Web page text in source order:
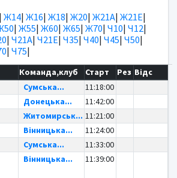
Ж14| Ж16| Ж18| Ж20| Ж21А| Ж21Е|
| Ж55| Ж60| Ж65| Ж70| Ч10| Ч12|
| Ч21А| Ч21Е| Ч35| Ч40| Ч45| Ч50|
| Ч75|
Команда,клуб Старт Рез Відс
Сумська...
11:18:00
Донецька...
11:42:00
Житомирськ... 11:21:00
Вінницька...
11:24:00
Сумська...
11:33:00
Вінницька... 11:39:00